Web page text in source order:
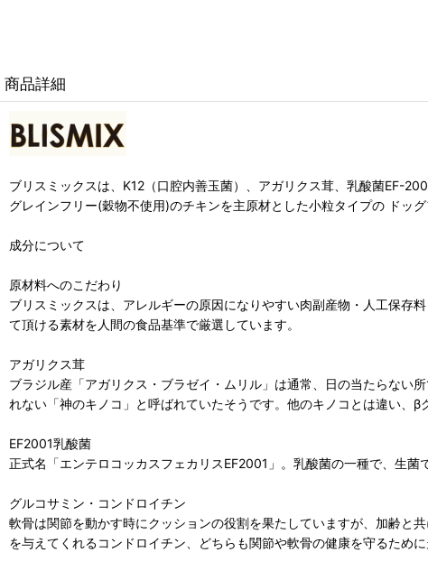
商品詳細
ブリスミックスは、K12（口腔内善玉菌）、アガリクス茸、乳酸菌EF-
グレインフリー(穀物不使用)のチキンを主原材とした小粒タイプの ドッ
成分について
原材料へのこだわり
ブリスミックスは、アレルギーの原因になりやすい肉副産物・人工保存
て頂ける素材を人間の食品基準で厳選しています。
アガリクス茸
ブラジル産「アガリクス・ブラゼイ・ムリル」は通常、日の当たらない
れない「神のキノコ」と呼ばれていたそうです。他のキノコとは違い、
EF2001乳酸菌
正式名「エンテロコッカスフェカリスEF2001」。乳酸菌の一種で、生
グルコサミン・コンドロイチン
軟骨は関節を動かす時にクッションの役割を果たしていますが、加齢と
を与えてくれるコンドロイチン、どちらも関節や軟骨の健康を守るため